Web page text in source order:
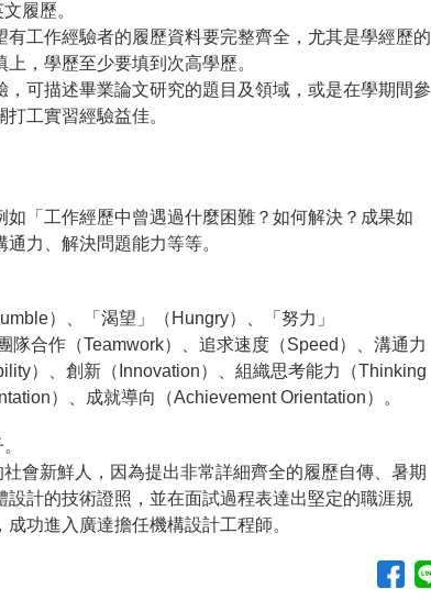
履歷。
有工作經驗者的履歷資料要完整齊全，尤其是學經歷的
，學歷至少要填到次高學歷。
可描述畢業論文研究的題目及領域，或是在學期間參
工實習經驗益佳。
「工作經歷中曾遇過什麼困難？如何解決？成果如
力、解決問題能力等等。
）、「渴望」（Hungry）、「努力」
隊合作（Teamwork）、追求速度（Speed）、溝通力
）、創新（Innovation）、組織思考能力（Thinking
）、成就導向（Achievement Orientation）。
會新鮮人，因為提出非常詳細齊全的履歷自傳、暑期
計的技術證照，並在面試過程表達出堅定的職涯規
功進入廣達擔任機構設計工程師。